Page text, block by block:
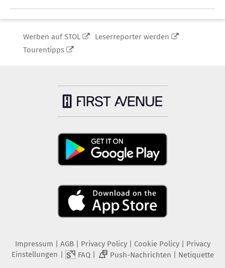
Werben auf STOL
Leserreporter werden
Tourentipps
Impressum | AGB | Privacy Policy| Cookie Policy| Privacy
Einstellungen | FAQ| 2 Push-Nachrichten | Netiquette